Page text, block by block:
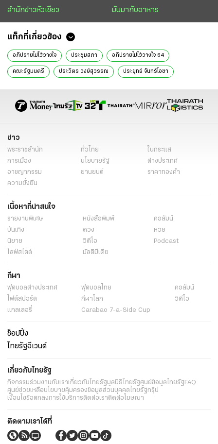
สำนักข่าวหัวเขียว มันมากับอาหาร
แท็กที่เกี่ยวข้อง
อภิปรายไม่ไว้วางใจ ประชุมสภา อภิปรายไม่ไว้วางใจ 64
คณะรัฐมนตรี ประวิตร วงษ์สุวรรณ ประยุทธ์ จันทร์โอชา
ข่าว
พระราชสำนัก ทั่วไทย
ในกระแส
การเมือง
นโยบายรัฐ
ต่างประเทศ
อาชญากรรม
ยานยนต์
ราคาทองคำ
ความยั่งยืน
เนื้อหาที่น่าสนใจ
รายงานพิเศษ หนังสือพิมพ์
คอลัมน์
บันเทิง
ดวง
หวย
นิยาย
วิดีโอ
Podcast
ไลฟ์สไตล์
มัลติมีเดีย
กีฬา
ฟุตบอลต่่างประเทศ ฟุตบอลไทย
คอลัมน์
ไฟต์สปอร์ต
กีฬาโลก
วิดีโอ
แกลเลอรี่
Carabao 7-a-Side Cup
ช็อปปิ้ง
ไทยรัฐอีเวนต์
เกี่ยวกับไทยรัฐ
กิจกรรมร่วมงานกับเราเกี่ยวกับไทยรัฐมูลนิธิไทยรัฐศูนย์ข้อมูลไทยรัฐFAQ
ศูนย์ช่วยเหลือนโยบายคุ้มครองข้อมูลส่วนบุคคลไทยรัฐกรุ๊ป
เงื่อนไขข้อตกลงการใช้บริการติดต่อเราติดต่อโฆษณา
ติดตามเราได้ที่